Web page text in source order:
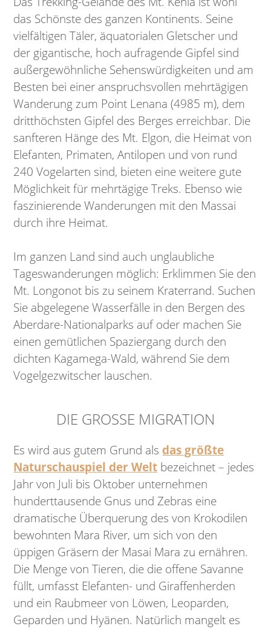
das Schönste des ganzen Kontinents. Seine
vielfältigen Täler, äquatorialen Gletscher und
der gigantische, hoch aufragende Gipfel sind
außergewöhnliche Sehenswürdigkeiten und am
Besten bei einer anspruchsvollen mehrtägigen
Wanderung zum Point Lenana (4985 m), dem
dritthöchsten Gipfel des Berges erreichbar. Die
sanfteren Hänge des Mt. Elgon, die Heimat von
Elefanten, Primaten, Antilopen und von rund
240 Vogelarten sind, bieten eine weitere gute
Möglichkeit für mehrtägige Treks. Ebenso wie
faszinierende Wanderungen mit den Massai
durch ihre Heimat.
Im ganzen Land sind auch unglaubliche
Tageswanderungen möglich: Erklimmen Sie den
Mt. Longonot bis zu seinem Kraterrand. Suchen
Sie abgelegene Wasserfälle in den Bergen des
Aberdare-Nationalparks auf oder machen Sie
einen gemütlichen Spaziergang durch den
dichten Kagamega-Wald, während Sie dem
Vogelgezwitscher lauschen.
DIE GROSSE MIGRATION
Es wird aus gutem Grund als das größte
Naturschauspiel der Welt bezeichnet – jedes
Jahr von Juli bis Oktober unternehmen
hunderttausende Gnus und Zebras eine
dramatische Überquerung des von Krokodilen
bewohnten Mara River, um sich von den
üppigen Gräsern der Masai Mara zu ernähren.
Die Menge von Tieren, die die offene Savanne
füllt, umfasst Elefanten- und Giraffenherden
und ein Raubmeer von Löwen, Leoparden,
Geparden und Hyänen. Natürlich mangelt es